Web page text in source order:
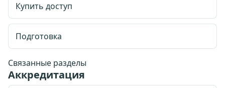
Стоимость доступа: 1999 рублей.
календарных дней.
Email для личного кабинета
Принимаюпубличную оферту,правила возвратаи
Купить доступ
Подготовка
Связанные разделы
Аккредитация